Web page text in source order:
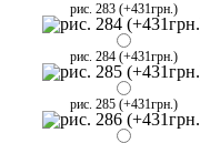
рис. 283 (+431грн.)
рис. 284 (+431грн.)
рис. 285 (+431грн.)